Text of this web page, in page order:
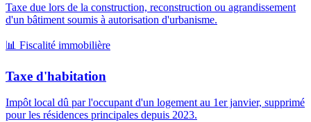
Taxe due lors de la construction, reconstruction ou agrandissement
d'un bâtiment soumis à autorisation d'urbanisme.
📊 Fiscalité immobilière
Taxe d'habitation
Impôt local dû par l'occupant d'un logement au 1er janvier, supprimé
pour les résidences principales depuis 2023.